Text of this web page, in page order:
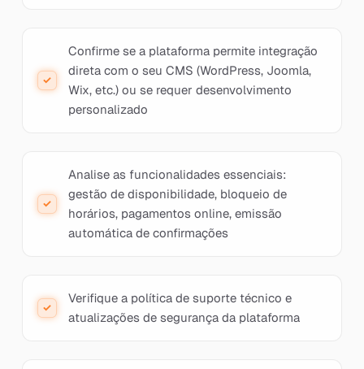
Confirme se a plataforma permite integração
direta com o seu CMS (WordPress, Joomla,
Wix, etc.) ou se requer desenvolvimento
personalizado
Analise as funcionalidades essenciais:
gestão de disponibilidade, bloqueio de
horários, pagamentos online, emissão
automática de confirmações
Verifique a política de suporte técnico e
atualizações de segurança da plataforma